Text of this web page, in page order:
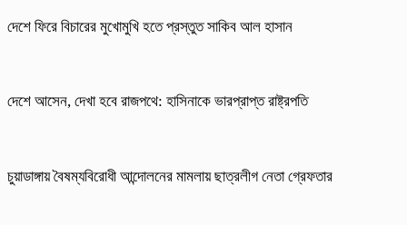
দেশে ফিরে বিচারের মুখোমুখি হতে প্রস্তুত সাকিব আল হাসান
দেশে আসেন, দেখা হবে রাজপথে: হাসিনাকে ভারপ্রাপ্ত রাষ্ট্রপতি
চুয়াডাঙ্গায় বৈষম্যবিরোধী আন্দোলনের মামলায় ছাত্রলীগ নেতা গ্রেফতার